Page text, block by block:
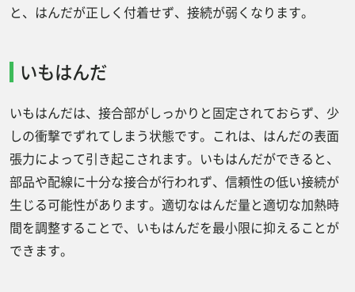
と、はんだが正しく付着せず、接続が弱くなります。
いもはんだ
いもはんだは、接合部がしっかりと固定されておらず、少
しの衝撃でずれてしまう状態です。これは、はんだの表面
張力によって引き起こされます。いもはんだができると、
部品や配線に十分な接合が行われず、信頼性の低い接続が
生じる可能性があります。適切なはんだ量と適切な加熱時
間を調整することで、いもはんだを最小限に抑えることが
できます。